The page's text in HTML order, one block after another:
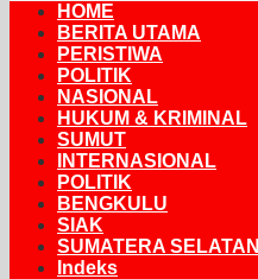
HOME
BERITA UTAMA
PERISTIWA
POLITIK
NASIONAL
HUKUM & KRIMINAL
SUMUT
INTERNASIONAL
POLITIK
BENGKULU
SIAK
SUMATERA SELATAN
Indeks